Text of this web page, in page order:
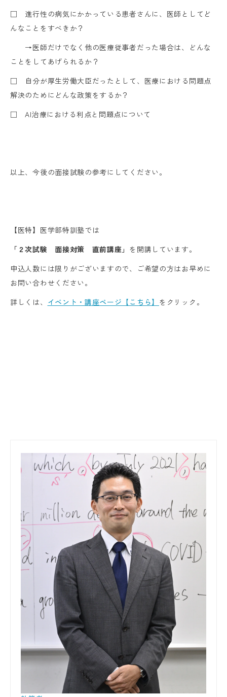
□ 進行性の病気にかかっている患者さんに、医師としてど
んなことをすべきか？
→医師だけでなく他の医療従事者だった場合は、どんな
ことをしてあげられるか？
□ 自分が厚生労働大臣だったとして、医療における問題点
解決のためにどんな政策をするか？
□ AI治療における利点と問題点について
以上、今後の面接試験の参考にしてください。
【医特】医学部特訓塾では
「２次試験 面接対策 直前講座」 を開講しています。
申込人数には限りがございますので、ご希望の方はお早めに
お問い合わせください。
詳しくは、 イベント・講座ページ【こちら】 をクリック。